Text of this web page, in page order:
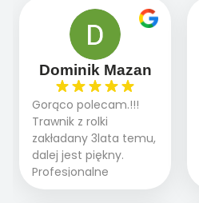
panowie wiedzą co
robią. Wszystko poszło
sprawnie i szybko.
Doradztwo w
pielęgnacji trawnika
teraz i na późniejszym
etapie jest dużym
plusem. Teraz razem
z dzieckiem i małym
pieskiem cieszymy się
pięknym trawnikiem :)
A trawa robi efekt
Dominik Mazan
Gorąco polecam.!!!
Trawnik z rolki
zakładany 3lata temu,
dalej jest piękny.
Profesjonalne
podejście do pracy,